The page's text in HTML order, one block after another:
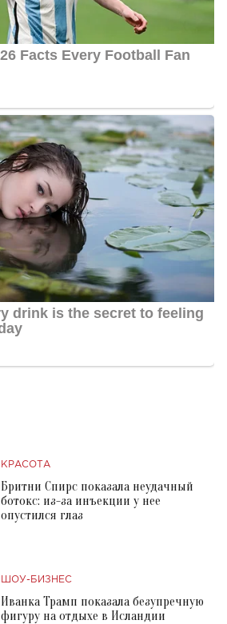
КРАСОТА
Бритни Спирс показала неудачный
ботокс: из-за инъекции у нее
опустился глаз
ШОУ-БИЗНЕС
Иванка Трамп показала безупречную
фигуру на отдыхе в Исландии